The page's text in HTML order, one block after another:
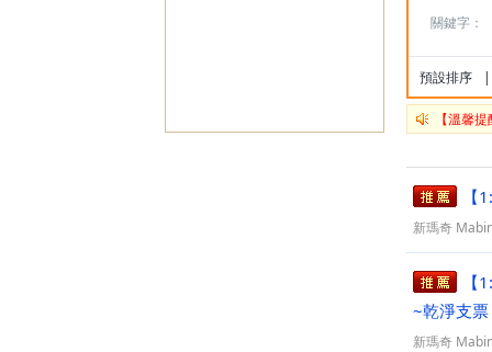
關鍵字：
預設排序 |
【溫馨
新瑪奇
~乾淨支票
新瑪奇